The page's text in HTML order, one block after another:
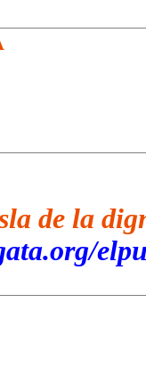
de la